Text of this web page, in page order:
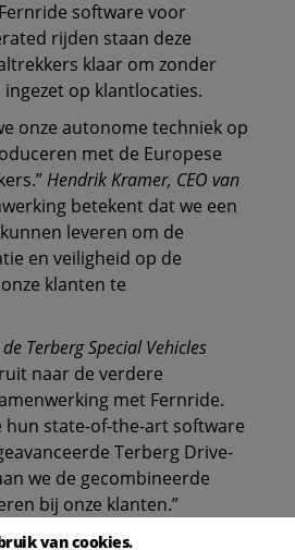
software voor
rijden staan deze
klaar om zonder
op klantlocaties.
onze autonome techniek op
met de Europese
Hendrik Kramer, CEO van
betekent dat we een
leveren om de
en veiligheid op de
klanten te
Terberg Special Vehicles
naar de verdere
met Fernride.
state-of-the-art software
Terberg Drive-
we de gecombineerde
bij onze klanten.”
van autonoom
van cookies.